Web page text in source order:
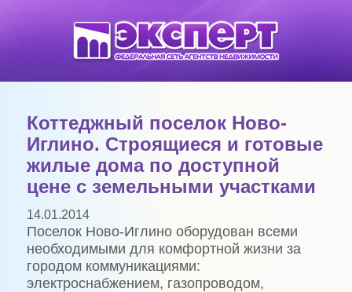
Коттеджный поселок Ново-
Иглино. Строящиеся и готовые
жилые дома по доступной
цене с земельными участками
14.01.2014
Поселок Ново-Иглино оборудован всеми
необходимыми для комфортной жизни за
городом коммуникациями:
электроснабжением, газопроводом,